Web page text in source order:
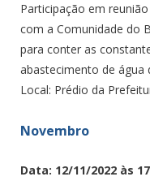
Participação em
com a Comunidade do
para conter as
abastecimento de água
Local: Prédio da
Novembro
Data: 12/11/2022 às